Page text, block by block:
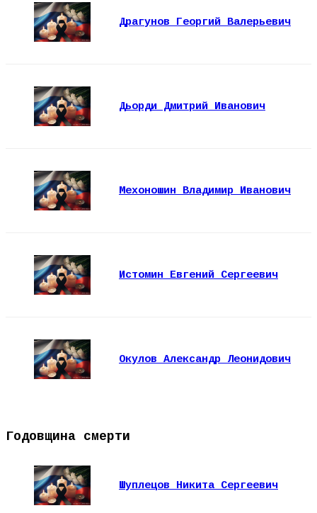
Драгунов Георгий Валерьевич
Дьорди Дмитрий Иванович
Мехоношин Владимир Иванович
Истомин Евгений Сергеевич
Окулов Александр Леонидович
Годовщина смерти
Шуплецов Никита Сергеевич